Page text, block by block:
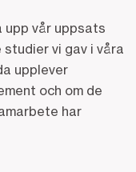
vår uppsats
vi gav i våra
upplever
och om de
har